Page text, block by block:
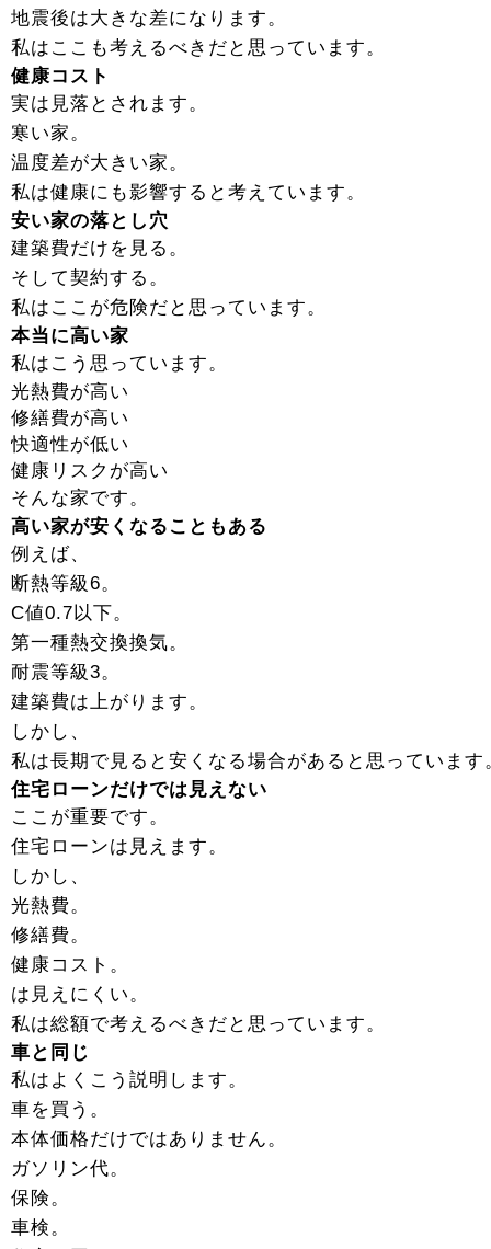
地震後は大きな差になります。
私はここも考えるべきだと思っています。
健康コスト
実は見落とされます。
寒い家。
温度差が大きい家。
私は健康にも影響すると考えています。
安い家の落とし穴
建築費だけを見る。
そして契約する。
私はここが危険だと思っています。
本当に高い家
私はこう思っています。
光熱費が高い
修繕費が高い
快適性が低い
健康リスクが高い
そんな家です。
高い家が安くなることもある
例えば、
断熱等級6。
C値0.7以下。
第一種熱交換換気。
耐震等級3。
建築費は上がります。
しかし、
私は長期で見ると安くなる場合があると思っています
住宅ローンだけでは見えない
ここが重要です。
住宅ローンは見えます。
しかし、
光熱費。
修繕費。
健康コスト。
は見えにくい。
私は総額で考えるべきだと思っています。
車と同じ
私はよくこう説明します。
車を買う。
本体価格だけではありません。
ガソリン代。
保険。
車検。